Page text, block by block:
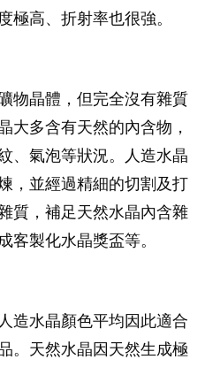
極高、折射率也很強。
物晶體，但完全沒有雜質
大多含有天然的內含物，
、氣泡等狀況。人造水晶
，並經過精細的切割及打
質，補足天然水晶內含雜
客製化水晶獎盃等。
造水晶顏色平均因此適合
。天然水晶因天然生成極